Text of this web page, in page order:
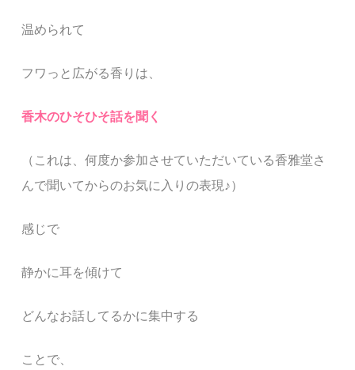
温められて
フワっと広がる香りは、
香木のひそひそ話を聞く
（これは、何度か参加させていただいている香雅堂さ
んで聞いてからのお気に入りの表現 ♪）
感じで
静かに耳を傾けて
どんなお話してるかに集中する
ことで、